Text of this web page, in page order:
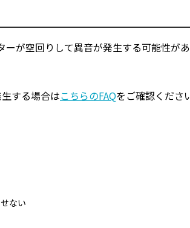
が空回りして異音が発生する可能性が
する場合はこちらのFAQをご確認くださ
ない